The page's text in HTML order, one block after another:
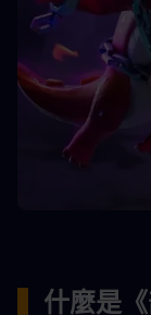
什麼是